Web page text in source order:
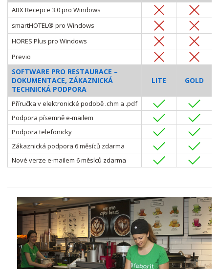
ABX Recepce 3.0 pro Windows
smartHOTEL® pro Windows
HORES Plus pro Windows
Previo
SOFTWARE PRO RESTAURACE –
DOKUMENTACE, ZÁKAZNICKÁ
TECHNICKÁ PODPORA
LITE GOLD
Příručka v elektronické podobě .chm a .pdf
Podpora písemně e-mailem
Podpora telefonicky
Zákaznická podpora 6 měsíců zdarma
Nové verze e-mailem 6 měsíců zdarma